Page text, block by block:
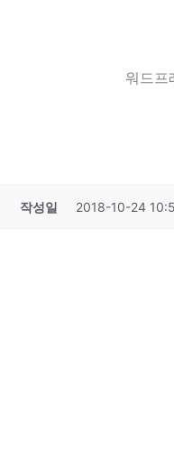
워드프
작성일 2018-10-24